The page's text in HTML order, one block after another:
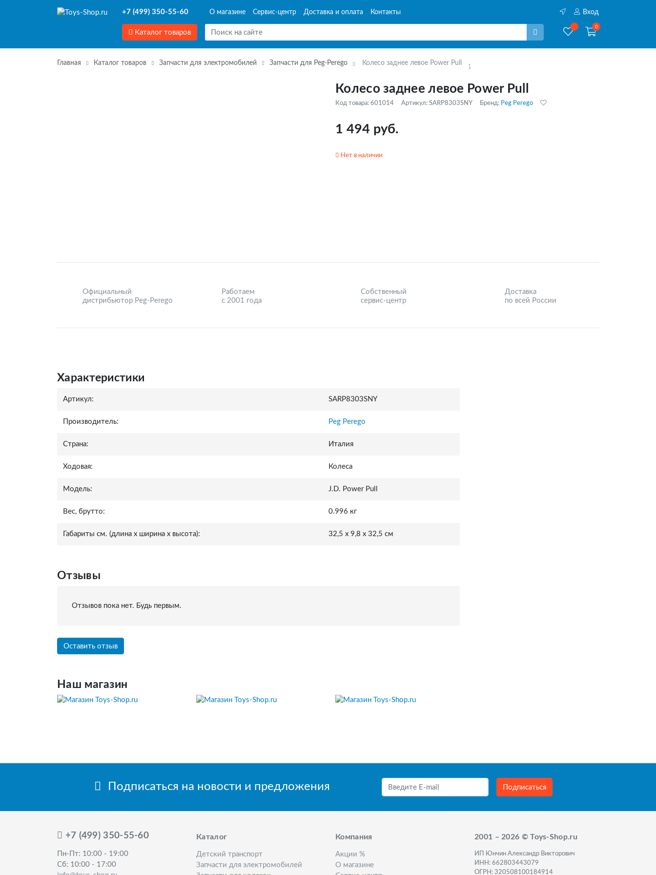
+7 (499) 350-55-60 О магазине Сервис-центр Доставка и оплата Контакты Вход
Каталог товаров
0
Главная Каталог товаров Запчасти для электромобилей Запчасти для Peg-Perego Колесо заднее левое Power Pull
Колесо заднее левое Power Pull
Код товара: 601014 Артикул: SARP8303SNY Бренд: Peg Perego
1 494 руб.
Нет в наличии
Официальный
дистрибьютор Peg-Perego
Работаем
с 2001 года
Собственный
сервис-центр
Доставка
по всей России
Характеристики
Артикул: SARP8303SNY
Производитель: Peg Perego
Страна: Италия
Ходовая: Колеса
Модель: J.D. Power Pull
Вес, брутто: 0.996 кг
Габариты см. (длина x ширина x высота): 32,5 x 9,8 x 32,5 см
Отзывы
Отзывов пока нет. Будь первым.
Оставить отзыв
Наш магазин
Подписаться на новости и предложения Подписаться
+7 (499) 350-55-60
Пн-Пт: 10:00 - 19:00
Сб: 10:00 - 17:00
Каталог
Детский транспорт
Запчасти для электромобилей
Компания
Акции %
О магазине
2001 – 2026 © Toys-Shop.ru
ИП Юнчин Александр Викторович
ИНН: 662803443079
ОГРН: 320508100184914